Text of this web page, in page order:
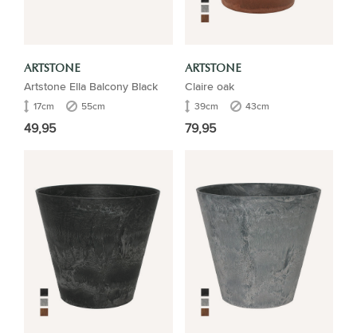
ARTSTONE
Artstone Ella Balcony Black
17cm 55cm
49,95
ARTSTONE
Claire oak
39cm 43cm
79,95